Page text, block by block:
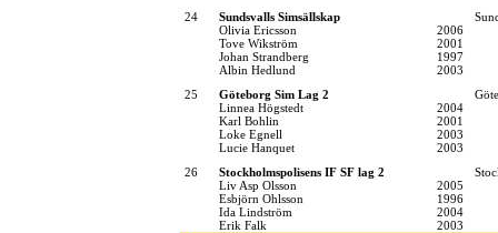
24
Sundsvalls Simsällskap
Olivia Ericsson
2006
Tove Wikström
2001
Johan Strandberg
1997
Albin Hedlund
2003
25
Göteborg Sim Lag 2
Linnea Högstedt
2004
Karl Bohlin
2001
Loke Egnell
2003
Lucie Hanquet
2003
26
Stockholmspolisens IF SF lag 2
Liv Asp Olsson
2005
Esbjörn Ohlsson
1996
Ida Lindström
2004
Erik Falk
2003